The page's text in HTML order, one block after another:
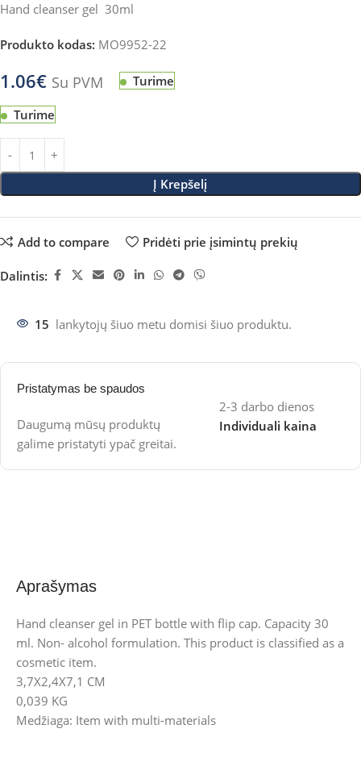
Hand cleanser gel 30ml
Produkto kodas: MO9952-22
1.06€ Su PVM Turime
Turime
Į Krepšelį
Add to compare Pridėti prie įsimintų prekių
Dalintis:
15 lankytojų šiuo metu domisi šiuo produktu.
Pristatymas be spaudos
Daugumą mūsų produktų
galime pristatyti ypač greitai.
2-3 darbo dienos
Individuali kaina
Aprašymas
Hand cleanser gel in PET bottle with flip cap. Capacity 30
ml. Non- alcohol formulation. This product is classified as a
cosmetic item.
3,7X2,4X7,1 CM
0,039 KG
Medžiaga: Item with multi-materials